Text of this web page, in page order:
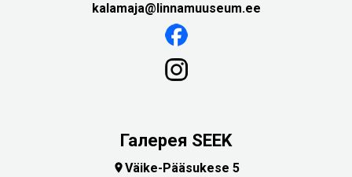
kalamaja@linnamuuseum.ee
Галерея SEEK
Väike-Pääsukese 5